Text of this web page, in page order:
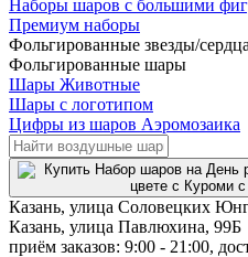
Наборы шаров с большими
Премиум наборы
Фольгированные звезды/
Фольгированные шары
Шары Животные
Шары с логотипом
Цифры из шаров Аэромозаика
Казань, улица Соловецких
Казань, улица Павлюхина, 99Б
приём заказов: 9:00 - 21:00,